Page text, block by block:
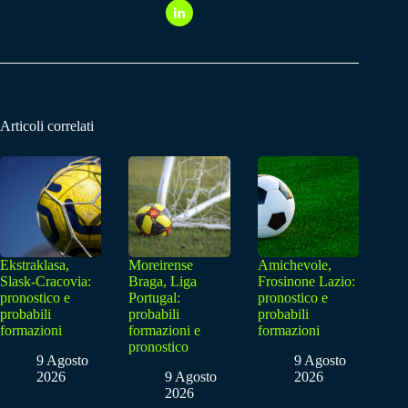
Articoli correlati
Ekstraklasa,
Slask-Cracovia:
pronostico e
probabili
formazioni
9 Agosto
2026
Moreirense
Braga, Liga
Portugal:
probabili
formazioni e
pronostico
9 Agosto
2026
Amichevole,
Frosinone Lazio:
pronostico e
probabili
formazioni
9 Agosto
2026